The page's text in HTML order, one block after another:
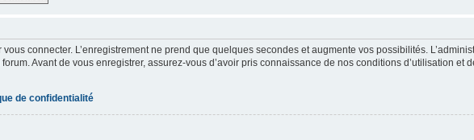
connecter. L’enregistrement ne prend que quelques secondes et augmente vos possibilités.
Avant de vous enregistrer, assurez-vous d’avoir pris connaissance de nos conditions d’utilisation et
de confidentialité